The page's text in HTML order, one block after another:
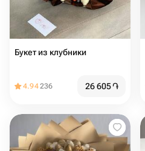
Букет из клубники
4.94236 26 605֏